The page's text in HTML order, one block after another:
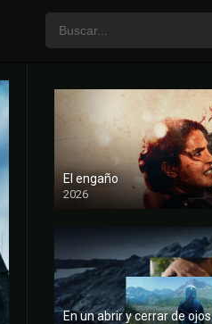
El engaño
2026
FULL HD
En un abrir y cerrar de ojos